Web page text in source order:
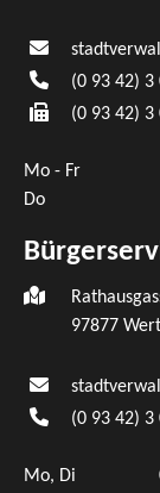
(0 93 42) 3
(0 93 42) 3
Mo - Fr
Do
97877
(0 93 42) 3
Mo, Di